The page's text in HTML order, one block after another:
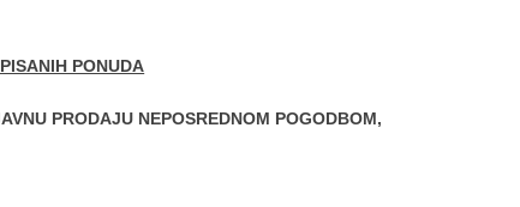
PONUDA
PRODAJU NEPOSREDNOM POGODBOM,